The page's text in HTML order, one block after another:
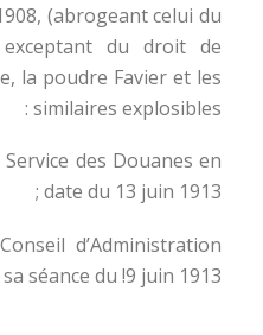
(abrogeant celui du
du droit de
la poudre Favier et les
similaires explosibles :
des Douanes en
date du 13 juin 1913 ;
d’Administration
séance du !9 juin 1913 ;